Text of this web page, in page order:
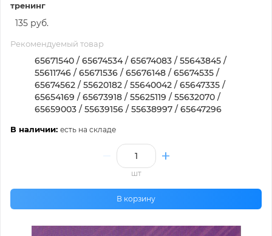
тренинг
135 руб.
Рекомендуемый товар
65671540 / 65674534 / 65674083 / 55643845 /
55611746 / 65671536 / 65676148 / 65674535 /
65674562 / 55620182 / 55640042 / 65647335 /
65654169 / 65673918 / 55625119 / 55632070 /
65659003 / 55639156 / 55638997 / 65647296
В наличии: есть на складе
шт
В корзину